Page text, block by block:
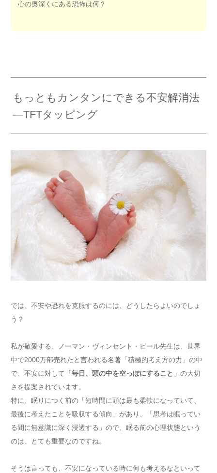
心の奥深くにある恐怖は何？
もっともカンタンにできる不安解消法
―TFTタッピング
では、不安や恐れを克服するのには、どうしたらよいのでしょ
う？
私が敬愛する、ノーマン・ヴィンセント・ピール先生は、世界
中で2000万部売れたと言われる名著「積極的考え方の力」の中
で、不安に対して
「毎日、頭の中を空っぽにすること」 の大切
さを提案されています。
特に、眠りにつく前の「短時間に頭は最も柔軟になっていて、
最後に考えたことを吸収する傾向」があり、「思考は眠ってい
る間に無意識に深く浸透する」ので、眠る前の心理状態という
のは、とても重要なのですね。
そうは言っても、不安になっている時に何も考えるなといって